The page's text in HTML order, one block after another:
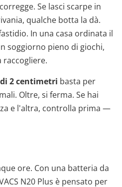
Se lasci scarpe in
qualche botta la dà.
In una casa ordinata il
soggiorno pieno di giochi,
raccogliere.
2 centimetri basta per
Oltre, si ferma. Se hai
e l'altra, controlla prima —
ore. Con una batteria da
N20 Plus è pensato per